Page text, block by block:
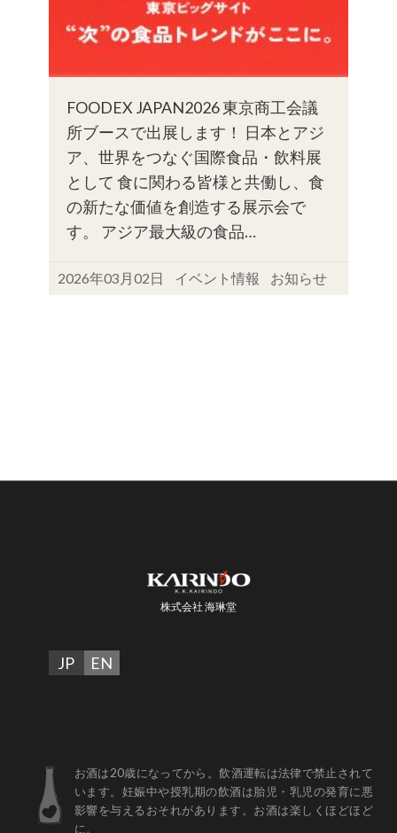
FOODEX JAPAN2026 東京商工会議
所ブースで出展します！ 日本とアジ
ア、世界をつなぐ国際食品・飲料展
として 食に関わる皆様と共働し、食
の新たな価値を創造する展示会で
す。 アジア最大級の食品…
2026年03月02日 イベント情報 お知らせ
株式会社 海琳堂
JP EN
お酒は20歳になってから。飲酒運転は法律で禁止されて
います。妊娠中や授乳期の飲酒は胎児・乳児の発育に悪
影響を与えるおそれがあります。お酒は楽しくほどほど
に。